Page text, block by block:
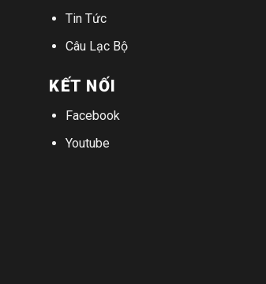
Tin Tức
Câu Lạc Bộ
KẾT NỐI
Facebook
Youtube